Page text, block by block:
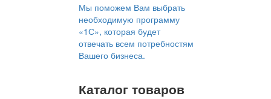
Мы поможем Вам выбрать
необходимую программу
«1С», которая будет
отвечать всем потребностям
Вашего бизнеса.
Каталог товаров